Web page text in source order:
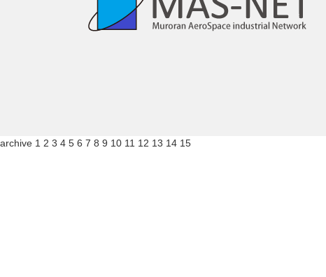
archive 1 2 3 4 5 6 7 8 9 10 11 12 13 14 15